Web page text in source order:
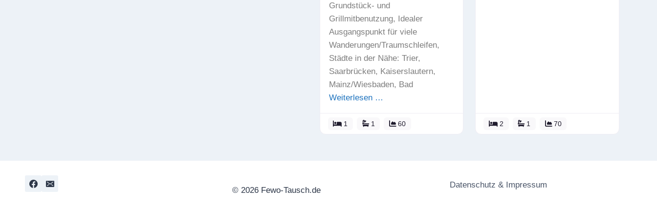
Grundstück- und
Grillmitbenutzung, Idealer
Ausgangspunkt für viele
Wanderungen/Traumschleifen,
Städte in der Nähe: Trier,
Saarbrücken, Kaiserslautern,
Mainz/Wiesbaden, Bad
Weiterlesen …
1 1 60 2 1 70
© 2026 Fewo-Tausch.de
Datenschutz & Impressum